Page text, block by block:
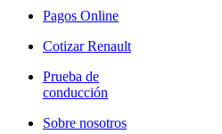
Pagos Online
Cotizar Renault
Prueba de
conducción
Sobre nosotros